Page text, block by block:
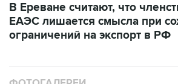
В Ереване считают, что
ЕАЭС лишается смысла при
ограничений на экспорт в РФ